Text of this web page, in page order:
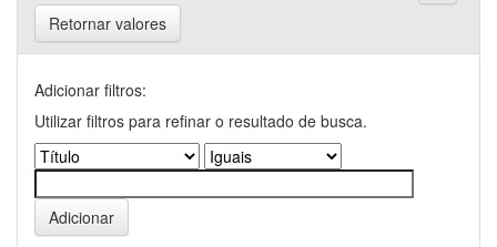
Retornar valores
Adicionar filtros:
Utilizar filtros para refinar o resultado de busca.